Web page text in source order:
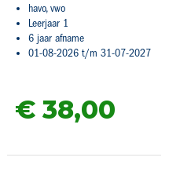
havo, vwo
Leerjaar 1
6 jaar afname
01-08-2026 t/m 31-07-2027
€ 38,00